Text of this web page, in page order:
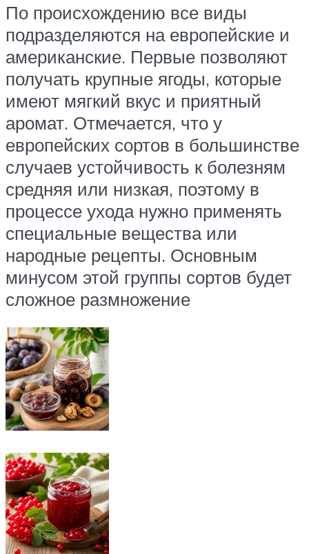
По происхождению все виды
подразделяются на европейские и
американские. Первые позволяют
получать крупные ягоды, которые
имеют мягкий вкус и приятный
аромат. Отмечается, что у
европейских сортов в большинстве
случаев устойчивость к болезням
средняя или низкая, поэтому в
процессе ухода нужно применять
специальные вещества или
народные рецепты. Основным
минусом этой группы сортов будет
сложное размножение